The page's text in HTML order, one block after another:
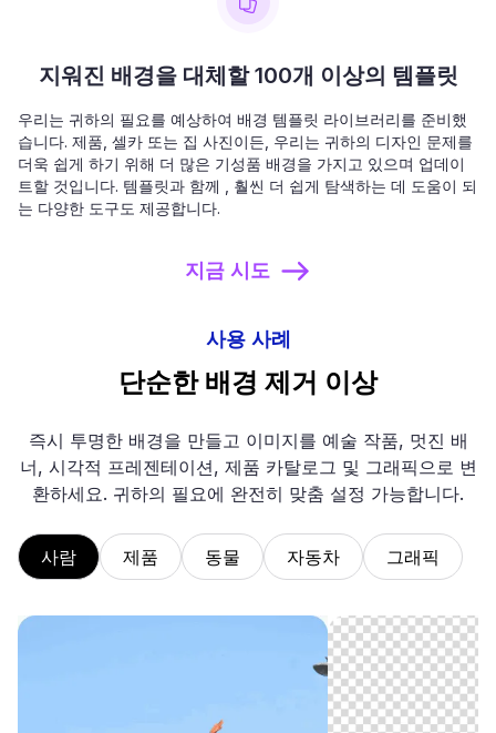
지워진 배경을 대체할 100개 이상의 템플릿
우리는 귀하의 필요를 예상하여 배경 템플릿 라이브러리를 준비했
습니다. 제품, 셀카 또는 집 사진이든, 우리는 귀하의 디자인 문제를
더욱 쉽게 하기 위해 더 많은 기성품 배경을 가지고 있으며 업데이
트할 것입니다. 템플릿과 함께 , 훨씬 더 쉽게 탐색하는 데 도움이 되
는 다양한 도구도 제공합니다.
지금 시도
사용 사례
단순한 배경 제거 이상
즉시 투명한 배경을 만들고 이미지를 예술 작품, 멋진 배
너, 시각적 프레젠테이션, 제품 카탈로그 및 그래픽으로 변
환하세요. 귀하의 필요에 완전히 맞춤 설정 가능합니다.
사람 제품 동물 자동차 그래픽